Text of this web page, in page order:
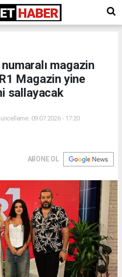
magazin
Magazin yine
sallayacak
09.07.2026 - 17:20
ABONE OL